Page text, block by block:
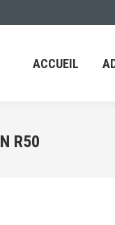
ACCUEIL
R50
ADHÉSION